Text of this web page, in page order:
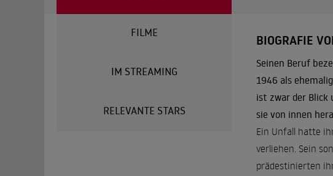
FILME
IM STREAMING
RELEVANTE STARS
BIOGRAFIE
Seinen Beruf
1946 als
ist zwar der Blick
sie von innen
Ein Unfall hatte
verliehen. Sein
prädestinierten